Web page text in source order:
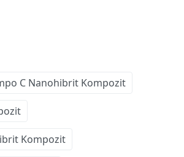
C Nanohibrit Kompozit
Kompozit